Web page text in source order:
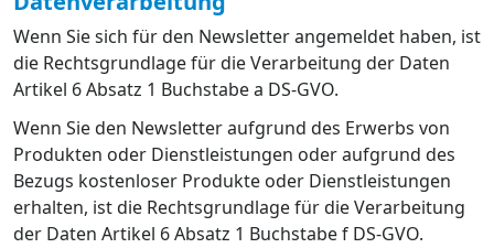
Wenn Sie sich für den Newsletter angemeldet haben, ist
die Rechtsgrundlage für die Verarbeitung der Daten
Artikel 6 Absatz 1 Buchstabe a DS-GVO.
Wenn Sie den Newsletter aufgrund des Erwerbs von
Produkten oder Dienstleistungen oder aufgrund des
Bezugs kostenloser Produkte oder Dienstleistungen
erhalten, ist die Rechtsgrundlage für die Verarbeitung
der Daten Artikel 6 Absatz 1 Buchstabe f DS-GVO.